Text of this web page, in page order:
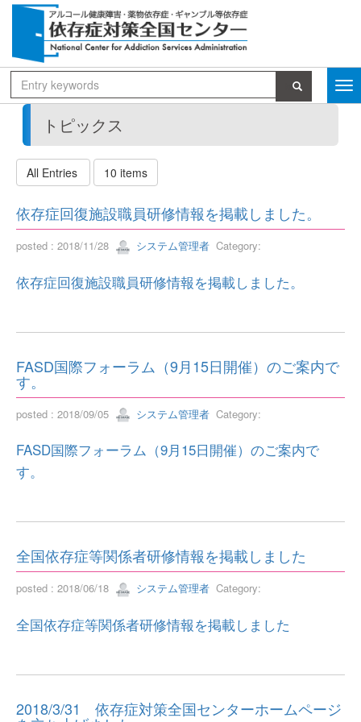
トピックス
All Entries 10 items
依存症回復施設職員研修情報を掲載しました。
posted : 2018/11/28 システム管理者 Category:
依存症回復施設職員研修情報を掲載しました。
FASD国際フォーラム（9月15日開催）のご案内で
す。
posted : 2018/09/05 システム管理者 Category:
FASD国際フォーラム（9月15日開催）のご案内で
す。
全国依存症等関係者研修情報を掲載しました
posted : 2018/06/18 システム管理者 Category:
全国依存症等関係者研修情報を掲載しました
2018/3/31 依存症対策全国センターホームページ